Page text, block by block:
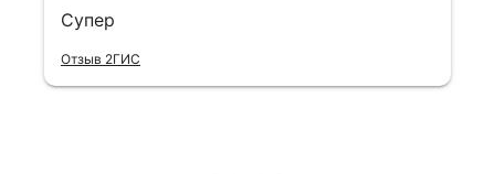
Супер
Отзыв 2ГИС